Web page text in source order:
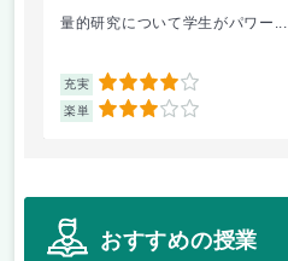
量的研究について学生がパワー...
充実 4
楽単 3
おすすめの授業